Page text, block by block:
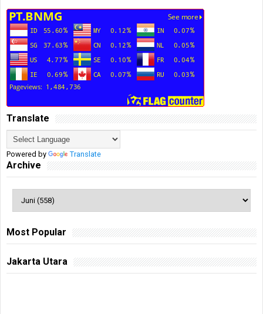
Translate
Powered by Translate
Archive
Most Popular
Jakarta Utara